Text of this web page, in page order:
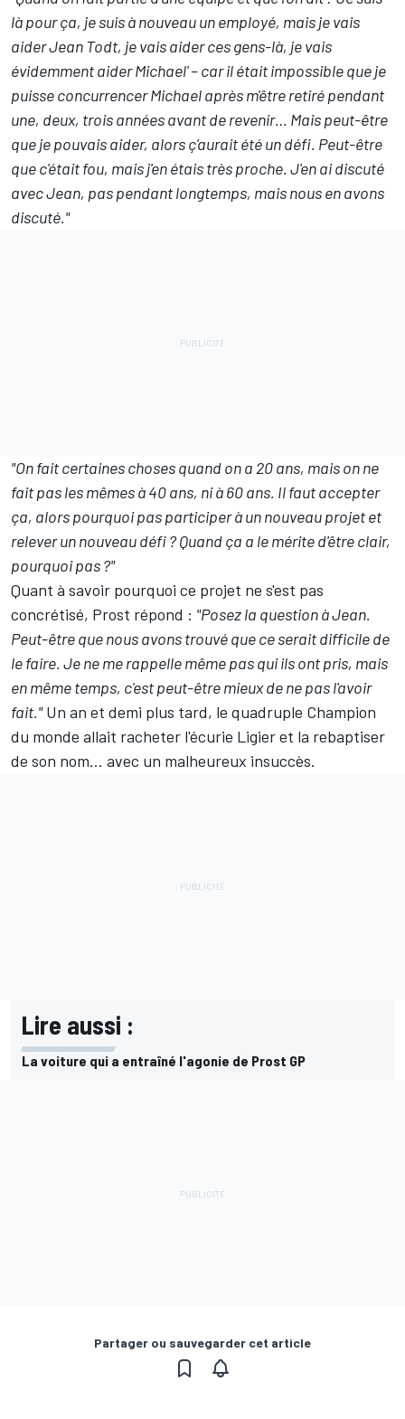
là pour ça, je suis à nouveau un employé, mais je vais
aider Jean Todt, je vais aider ces gens-là, je vais
évidemment aider Michael' – car il était impossible que je
puisse concurrencer Michael après m'être retiré pendant
une, deux, trois années avant de revenir… Mais peut-être
que je pouvais aider, alors ç'aurait été un défi. Peut-être
que c'était fou, mais j'en étais très proche. J'en ai discuté
avec Jean, pas pendant longtemps, mais nous en avons
discuté."
"On fait certaines choses quand on a 20 ans, mais on ne
fait pas les mêmes à 40 ans, ni à 60 ans. Il faut accepter
ça, alors pourquoi pas participer à un nouveau projet et
relever un nouveau défi ? Quand ça a le mérite d'être clair,
pourquoi pas ?"
Quant à savoir pourquoi ce projet ne s'est pas
concrétisé, Prost répond : "Posez la question à Jean.
Peut-être que nous avons trouvé que ce serait difficile de
le faire. Je ne me rappelle même pas qui ils ont pris, mais
en même temps, c'est peut-être mieux de ne pas l'avoir
fait."Un an et demi plus tard, le quadruple Champion
du monde allait racheter l'écurie Ligier et la rebaptiser
de son nom… avec un malheureux insuccès.
Lire aussi :
La voiture qui a entraîné l'agonie de Prost GP
Partager ou sauvegarder cet article